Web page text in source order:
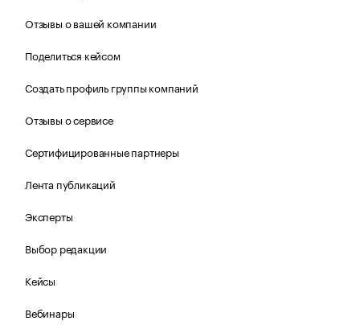
Отзывы о вашей компании
Поделиться кейсом
Создать профиль группы компаний
Отзывы о сервисе
Сертифицированные партнеры
Лента публикаций
Эксперты
Выбор редакции
Кейсы
Вебинары